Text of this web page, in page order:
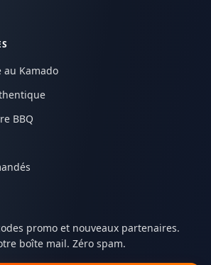
Kamado
BBQ
promo et nouveaux partenaires.
boîte mail. Zéro spam.